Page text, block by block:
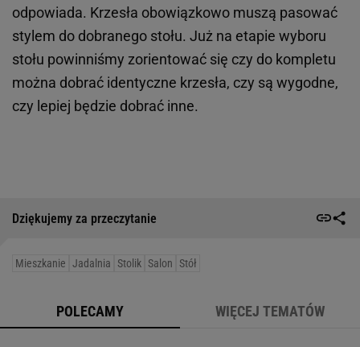
odpowiada. Krzesła obowiązkowo muszą pasować
stylem do dobranego stołu. Już na etapie wyboru
stołu powinniśmy zorientować się czy do kompletu
można dobrać identyczne krzesła, czy są wygodne,
czy lepiej będzie dobrać inne.
Dziękujemy za przeczytanie
Mieszkanie Jadalnia Stolik Salon Stół
POLECAMY WIĘCEJ TEMATÓW